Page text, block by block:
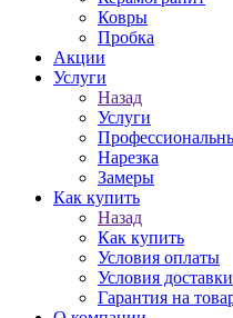
Ковры
Пробка
Акции
Услуги
Назад
Услуги
Нарезка
Замеры
Как купить
Назад
Как купить
Условия оплаты
Условия доставки
Гарантия на